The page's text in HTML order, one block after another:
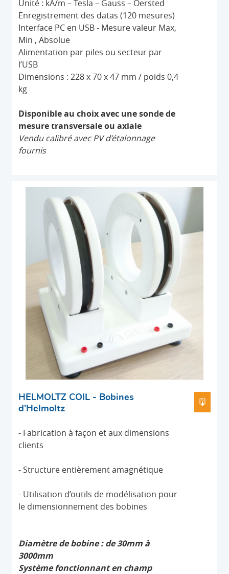
Unité : kA/m – Tesla – Gauss – Oersted
Enregistrement des datas (120 mesures)
Interface PC en USB - Mesure valeur Max,
Min , Absolue
Alimentation par piles ou secteur par
l’USB
Dimensions : 228 x 70 x 47 mm / poids 0,4
kg
Disponible au choix avec une sonde de
mesure transversale ou axiale
Vendu calibré avec PV d’étalonnage
fournis
HELMOLTZ COIL - Bobines
d'Helmoltz
- Fabrication à façon et aux dimensions
clients
- Structure entièrement amagnétique
- Utilisation d’outils de modélisation pour
le dimensionnement des bobines
Diamètre de bobine : de 30mm à
3000mm
Système fonctionnant en champ